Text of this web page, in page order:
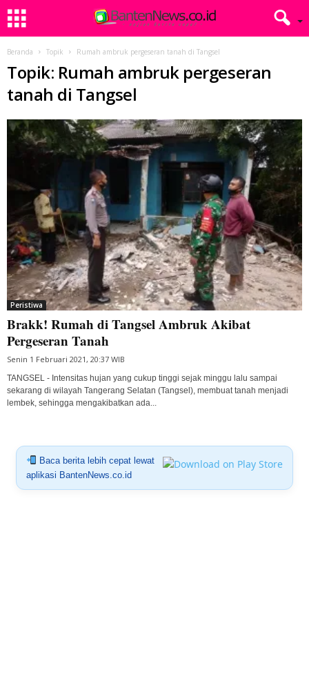
Beranda Topik Rumah ambruk pergeseran tanah di Tangsel
Topik: Rumah ambruk pergeseran
tanah di Tangsel
Peristiwa
Brakk! Rumah di Tangsel Ambruk Akibat
Pergeseran Tanah
Senin 1 Februari 2021, 20:37 WIB
TANGSEL - Intensitas hujan yang cukup tinggi sejak minggu lalu sampai
sekarang di wilayah Tangerang Selatan (Tangsel), membuat tanah menjadi
lembek, sehingga mengakibatkan ada...
Baca berita lebih cepat lewat
aplikasi BantenNews.co.id